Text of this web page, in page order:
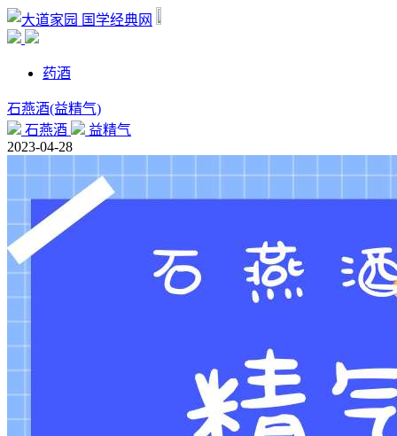
国学经典网
药酒
石燕酒(益精气)
石燕酒
益精气
2023-04-28